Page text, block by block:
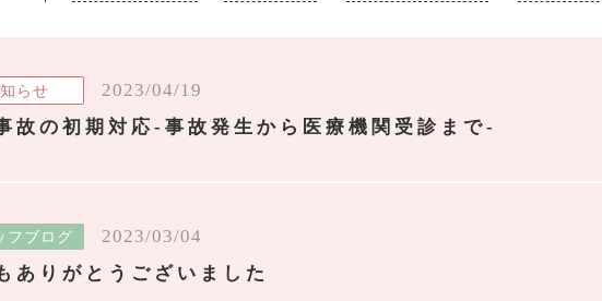
らせ
2023/04/19
故の初期対応-事故発生から医療機関受診まで-
フブログ
2023/03/04
ありがとうございました